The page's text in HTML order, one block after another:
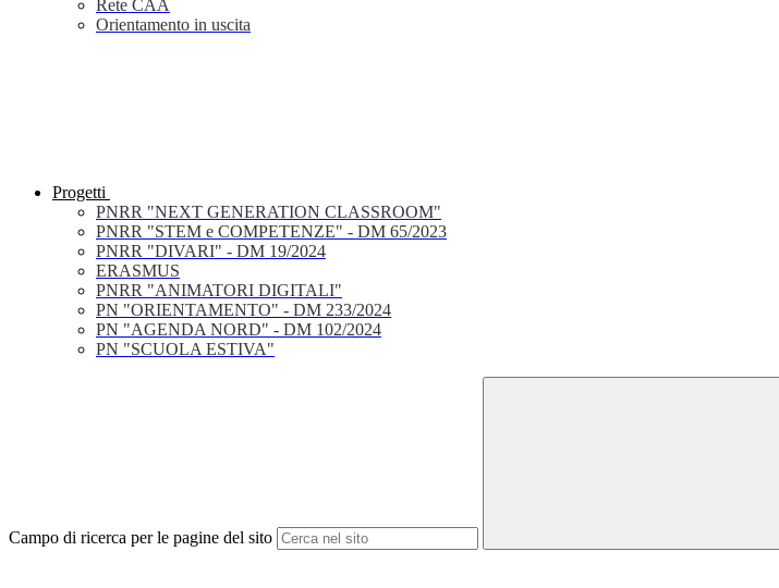
Rete CAA
Orientamento in uscita
Progetti
PNRR "NEXT GENERATION CLASSROOM"
PNRR "STEM e COMPETENZE" - DM 65/2023
PNRR "DIVARI" - DM 19/2024
ERASMUS
PNRR "ANIMATORI DIGITALI"
PN "ORIENTAMENTO" - DM 233/2024
PN "AGENDA NORD" - DM 102/2024
PN "SCUOLA ESTIVA"
Campo di ricerca per le pagine del sito